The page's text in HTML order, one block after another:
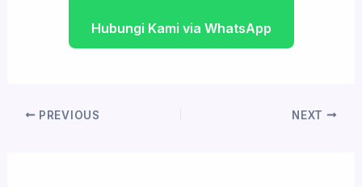
Hubungi Kami via WhatsApp
PREVIOUS NEXT